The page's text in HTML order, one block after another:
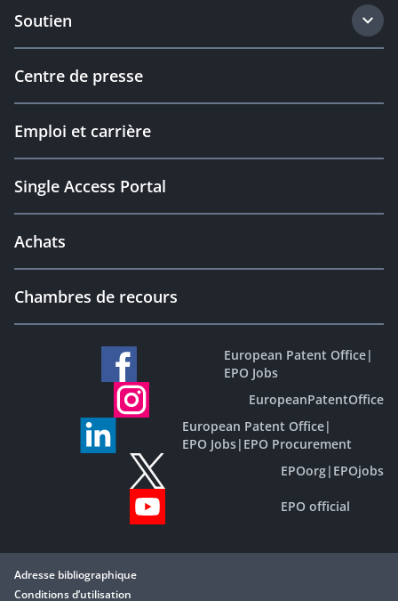
Soutien
Centre de presse
Emploi et carrière
Single Access Portal
Achats
Chambres de recours
European Patent Office|
EPO Jobs
EuropeanPatentOffice
European Patent Office|
EPO Jobs| EPO Procurement
EPOorg| EPOjobs
EPO official
Adresse bibliographique
Conditions d’utilisation